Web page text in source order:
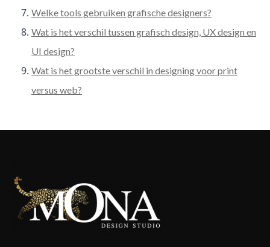
Welke tools gebruiken grafische designers?
Wat is het verschil tussen grafisch design, UX design en
UI design?
Wat is het grootste verschil in designing voor print
versus web?